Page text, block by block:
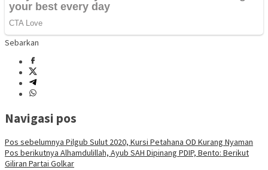
Sebarkan
Navigasi pos
Pos sebelumnya Pilgub Sulut 2020, Kursi Petahana OD Kurang Nyaman
Pos berikutnya Alhamdulillah, Ayub SAH Dipinang PDIP, Bento: Berikut
Giliran Partai Golkar